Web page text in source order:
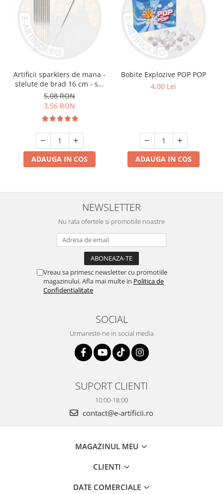
Artificii sparklers de mana -
stelute de brad 16 cm - set
10 buc
5,08 RON
3,56 RON
ADAUGA IN COS
Bobite Explozive POP POP
4,00 Lei
ADAUGA IN COS
NEWSLETTER
Nu rata ofertele si promotiile noastre
Vreau sa primesc newsletter cu promotiile
magazinului. Afla mai multe in Politica de
Confidentialitate
SOCIAL
Urmareste-ne in social media
SUPORT CLIENTI
10:00-18:00
contact@e-artificii.ro
MAGAZINUL MEU
CLIENTI
DATE COMERCIALE